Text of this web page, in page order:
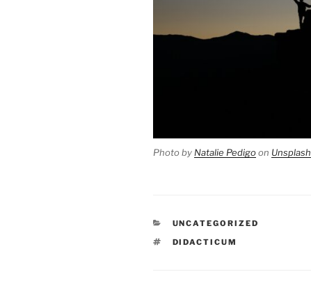
Photo by Natalie Pedigoon Unsplash
CATEGORIES
UNCATEGORIZED
TAGS
DIDACTICUM